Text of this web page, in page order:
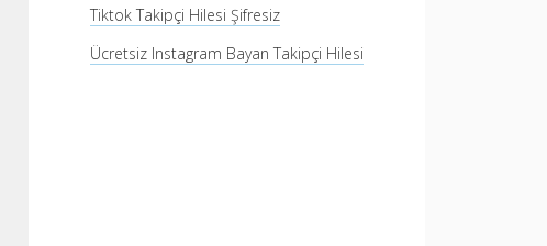
Tiktok Takipçi Hilesi Şifresiz
Ücretsiz Instagram Bayan Takipçi Hilesi